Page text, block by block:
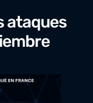
ataques